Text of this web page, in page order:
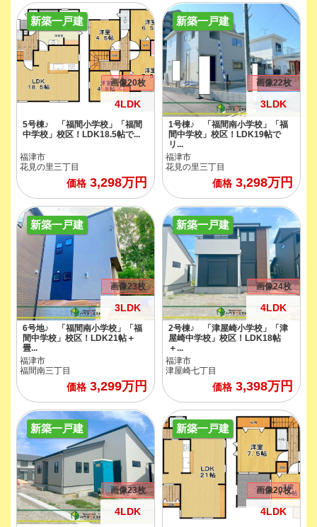
新築一戸建
4LDK
画像20枚
5号棟♪ 「福間小学校」「福間
中学校」校区！LDK18.5帖で...
福津市
花見の里三丁目
価格3,298万円
新築一戸建
3LDK
画像22枚
1号棟♪ 「福間南小学校」「福
間中学校」校区！LDK19帖で
リ...
福津市
花見の里三丁目
価格3,298万円
新築一戸建
3LDK
画像23枚
6号地♪ 「福間南小学校」「福
間中学校」校区！LDK21帖＋
畳...
福津市
福間南三丁目
価格3,299万円
新築一戸建
4LDK
画像24枚
2号棟♪ 「津屋崎小学校」「津
屋崎中学校」校区！LDK18帖
＋...
福津市
津屋崎七丁目
価格3,398万円
新築一戸建
4LDK
画像23枚
新築一戸建
4LDK
画像20枚